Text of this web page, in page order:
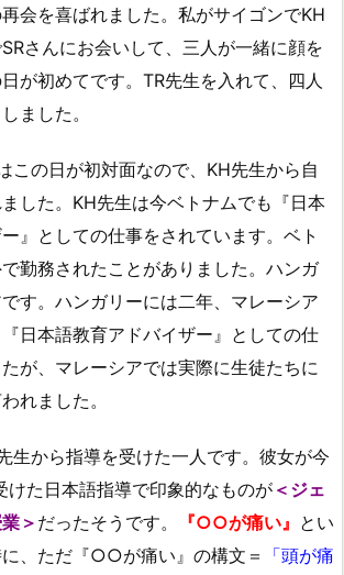
会を喜ばれました。私がサイゴンでKH
さんにお会いして、三人が一緒に顔を
が初めてです。TR先生を入れて、四人
ました。
この日が初対面なので、KH先生から自
した。KH先生は今ベトナムでも『日本
』としての仕事をされています。ベト
勤務されたことがありました。ハンガ
す。ハンガリーには二年、マレーシア
日本語教育アドバイザー』としての仕
が、マレーシアでは実際に生徒たちに
れました。
生から指導を受けた一人です。彼女が今
けた日本語指導で印象的なものが ＜ジェ
＞ だったそうです。 『○○が痛い』 とい
に、ただ『○○が痛い』の構文＝
「頭が痛